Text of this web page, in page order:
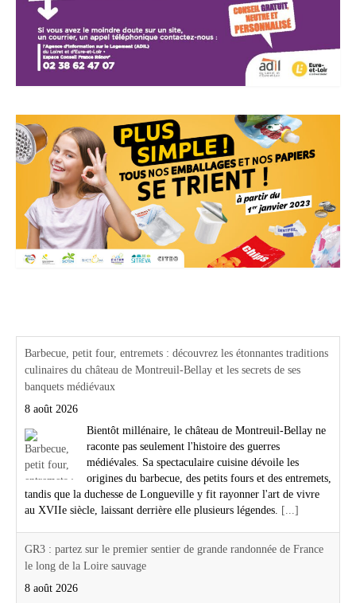
Barbecue, petit four, entremets : découvrez les étonnantes traditions
culinaires du château de Montreuil-Bellay et les secrets de ses
banquets médiévaux
8 août 2026
Bientôt millénaire, le château de Montreuil-Bellay ne
raconte pas seulement l'histoire des guerres
médiévales. Sa spectaculaire cuisine dévoile les
origines du barbecue, des petits fours et des entremets,
tandis que la duchesse de Longueville y fit rayonner l'art de vivre
au XVIIe siècle, laissant derrière elle plusieurs légendes. [...]
GR3 : partez sur le premier sentier de grande randonnée de France
le long de la Loire sauvage
8 août 2026